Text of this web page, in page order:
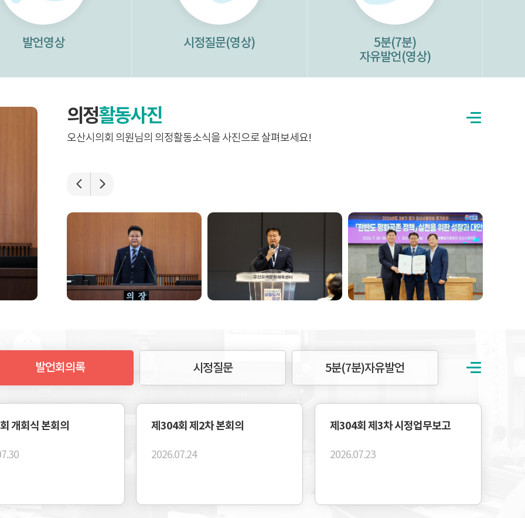
발언영상 시정질문(영상)
5분(7분)
자유발언(영상)
의정활동사진
오산시의회 의원님의 의정활동소식을 사진으로 살펴보세요!
민주평통 제3분기 정기회의 및 자문위원 위촉장 전수식
발언회의록
개회식 본회의 제304회 제2차 본회의
2026.07.24
제304회 제3차 시정업무보고
2026.07.23
시정질문 5분(7분)자유발언